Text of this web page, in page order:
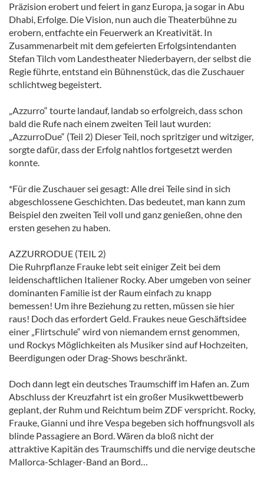
Präzision erobert und feiert in ganz Europa, ja sogar in Abu
Dhabi, Erfolge. Die Vision, nun auch die Theaterbühne zu
erobern, entfachte ein Feuerwerk an Kreativität. In
Zusammenarbeit mit dem gefeierten Erfolgsintendanten
Stefan Tilch vom Landestheater Niederbayern, der selbst die
Regie führte, entstand ein Bühnenstück, das die Zuschauer
schlichtweg begeistert.
„Azzurro“ tourte landauf, landab so erfolgreich, dass schon
bald die Rufe nach einem zweiten Teil laut wurden:
„AzzurroDue“ (Teil 2) Dieser Teil, noch spritziger und witziger,
sorgte dafür, dass der Erfolg nahtlos fortgesetzt werden
konnte.
*Für die Zuschauer sei gesagt: Alle drei Teile sind in sich
abgeschlossene Geschichten. Das bedeutet, man kann zum
Beispiel den zweiten Teil voll und ganz genießen, ohne den
ersten gesehen zu haben.
AZZURRODUE (TEIL 2)
Die Ruhrpflanze Frauke lebt seit einiger Zeit bei dem
leidenschaftlichen Italiener Rocky. Aber umgeben von seiner
dominanten Familie ist der Raum einfach zu knapp
bemessen! Um ihre Beziehung zu retten, müssen sie hier
raus! Doch das erfordert Geld. Fraukes neue Geschäftsidee
einer „Flirtschule“ wird von niemandem ernst genommen,
und Rockys Möglichkeiten als Musiker sind auf Hochzeiten,
Beerdigungen oder Drag-Shows beschränkt.
Doch dann legt ein deutsches Traumschiff im Hafen an. Zum
Abschluss der Kreuzfahrt ist ein großer Musikwettbewerb
geplant, der Ruhm und Reichtum beim ZDF verspricht. Rocky,
Frauke, Gianni und ihre Vespa begeben sich hoffnungsvoll als
blinde Passagiere an Bord. Wären da bloß nicht der
attraktive Kapitän des Traumschiffs und die nervige deutsche
Mallorca-Schlager-Band an Bord…